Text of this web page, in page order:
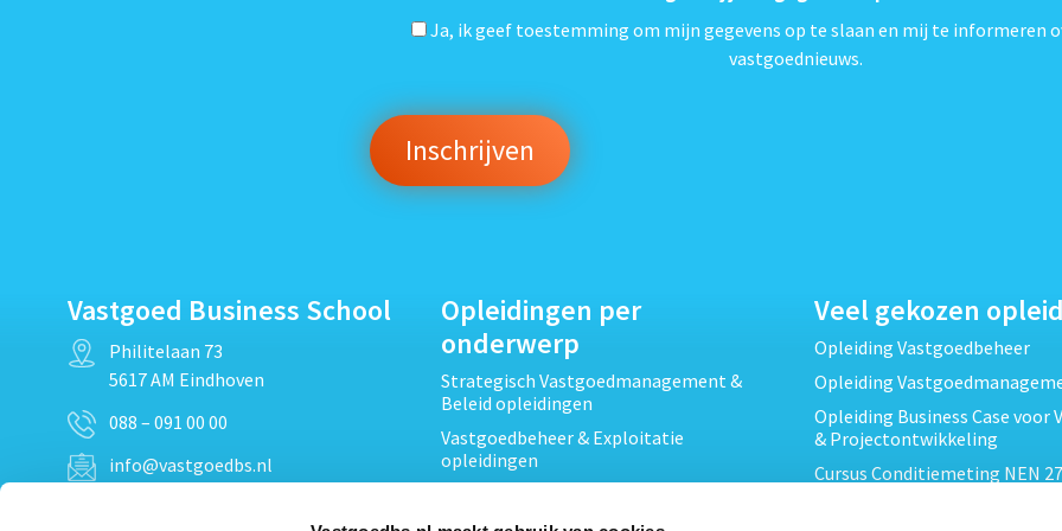
Ja, ik geef toestemming om mijn gegevens op te slaan en mij te informeren
vastgoednieuws.
Vastgoed Business School
Philitelaan 73
5617 AM Eindhoven
088 – 091 00 00
info@vastgoedbs.nl
Opleidingen per
onderwerp
Strategisch Vastgoedmanagement &
Beleid opleidingen
Vastgoedbeheer & Exploitatie
opleidingen
Veel gekozen
Opleiding Vastgoedbeheer
Opleiding
Opleiding Business Case voor
& Projectontwikkeling
Cursus Conditiemeting NEN